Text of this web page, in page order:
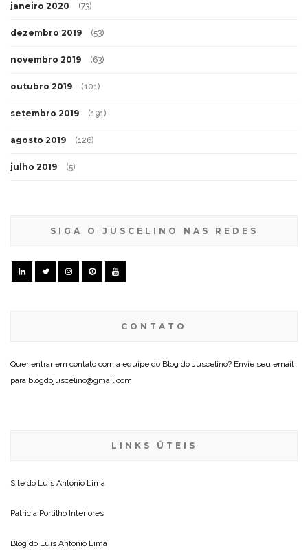
janeiro 2020 (73)
dezembro 2019 (53)
novembro 2019 (63)
outubro 2019 (101)
setembro 2019 (191)
agosto 2019 (126)
julho 2019 (5)
SIGA O JUSCELINO NAS REDES
CONTATO
Quer entrar em contato com a equipe do Blog do Juscelino? Envie seu email
para blogdojuscelino@gmail.com
LINKS ÚTEIS
Site do Luis Antonio Lima
Patricia Portilho Interiores
Blog do Luis Antonio Lima